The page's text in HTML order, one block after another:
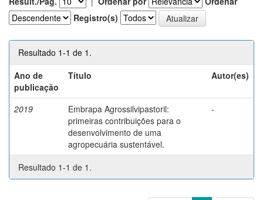
Registro(s)
Resultado 1-1 de 1.
Ano de
publicação
Título Autor(es)
2019
Embrapa Agrossilvipastoril:
primeiras contribuições para o
desenvolvimento de uma
agropecuária sustentável.
-
Resultado 1-1 de 1.